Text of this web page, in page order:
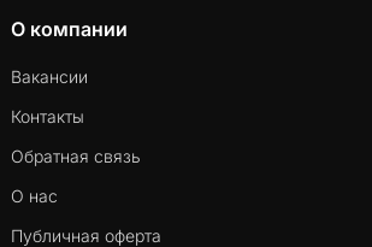
О компании
Вакансии
Контакты
Обратная связь
О нас
Публичная оферта